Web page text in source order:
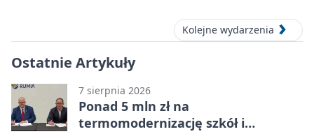
Kolejne wydarzenia
Ostatnie Artykuły
7 sierpnia 2026
Ponad 5 mln zł na
termomodernizację szkół i